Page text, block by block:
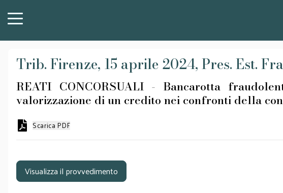
Trib. Firenze, 15 aprile 2024, Pres. Est.
REATI CONCORSUALI - Bancarotta
valorizzazione di un credito nei confronti della
Scarica PDF
Visualizza il provvedimento